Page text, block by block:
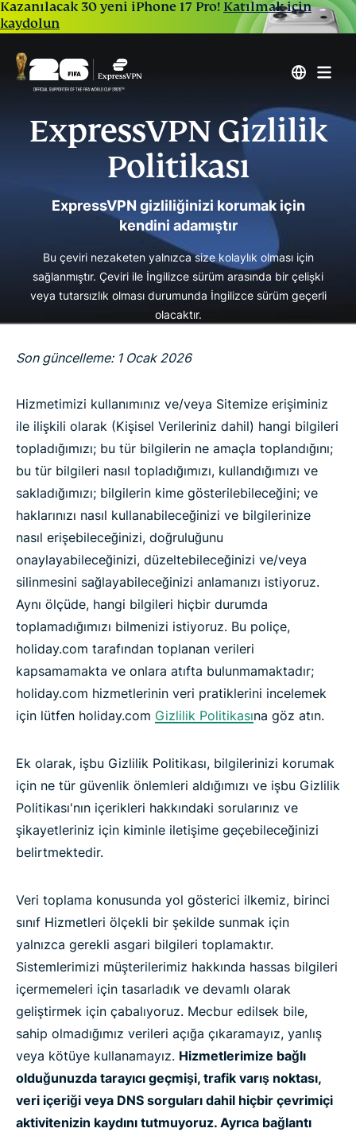
Kazanılacak 30 yeni iPhone 17 Pro! Katılmak için
kaydolun
ExpressVPN Gizlilik
Politikası
ExpressVPN gizliliğinizi korumak için
kendini adamıştır
Bu çeviri nezaketen yalnızca size kolaylık olması için
sağlanmıştır. Çeviri ile İngilizce sürüm arasında bir çelişki
veya tutarsızlık olması durumunda İngilizce sürüm geçerli
olacaktır.
Son güncelleme: 1 Ocak 2026
Hizmetimizi kullanımınız ve/veya Sitemize erişiminiz
ile ilişkili olarak (Kişisel Verileriniz dahil) hangi bilgileri
topladığımızı; bu tür bilgilerin ne amaçla toplandığını;
bu tür bilgileri nasıl topladığımızı, kullandığımızı ve
sakladığımızı; bilgilerin kime gösterilebileceğini; ve
haklarınızı nasıl kullanabileceğinizi ve bilgilerinize
nasıl erişebileceğinizi, doğruluğunu
onaylayabileceğinizi, düzeltebileceğinizi ve/veya
silinmesini sağlayabileceğinizi anlamanızı istiyoruz.
Aynı ölçüde, hangi bilgileri hiçbir durumda
toplamadığımızı bilmenizi istiyoruz. Bu poliçe,
holiday.com tarafından toplanan verileri
kapsamamakta ve onlara atıfta bulunmamaktadır;
holiday.com hizmetlerinin veri pratiklerini incelemek
için lütfen holiday.com Gizlilik Politikasına göz atın.
Ek olarak, işbu Gizlilik Politikası, bilgilerinizi korumak
için ne tür güvenlik önlemleri aldığımızı ve işbu Gizlilik
Politikası'nın içerikleri hakkındaki sorularınız ve
şikayetleriniz için kiminle iletişime geçebileceğinizi
belirtmektedir.
Veri toplama konusunda yol gösterici ilkemiz, birinci
sınıf Hizmetleri ölçekli bir şekilde sunmak için
yalnızca gerekli asgari bilgileri toplamaktır.
Sistemlerimizi müşterilerimiz hakkında hassas bilgileri
içermemeleri için tasarladık ve devamlı olarak
geliştirmek için çabalıyoruz. Mecbur edilsek bile,
sahip olmadığımız verileri açığa çıkaramayız, yanlış
veya kötüye kullanamayız. Hizmetlerimize bağlı
olduğunuzda tarayıcı geçmişi, trafik varış noktası,
veri içeriği veya DNS sorguları dahil hiçbir çevrimiçi
aktivitenizin kaydını tutmuyoruz. Ayrıca bağlantı